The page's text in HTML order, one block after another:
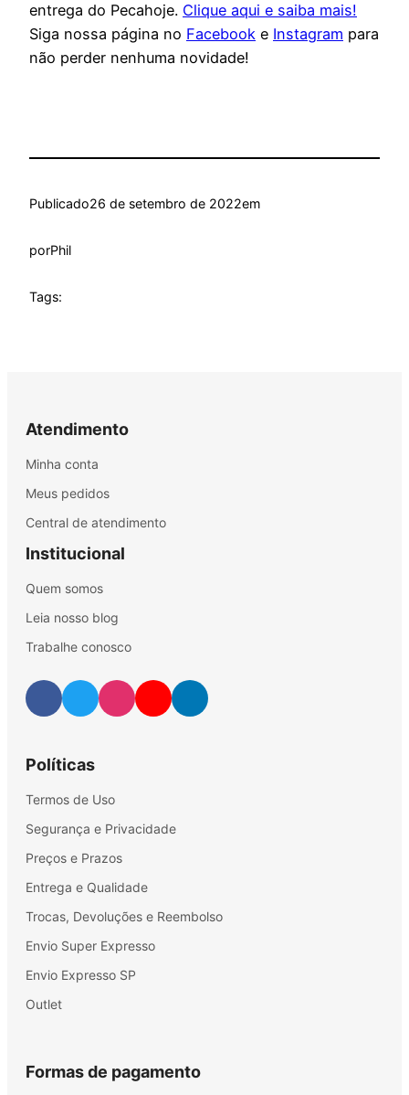
entrega do Pecahoje. Clique aqui e saiba mais!
Siga nossa página no Facebook e Instagram para
não perder nenhuma novidade!
Publicado26 de setembro de 2022em
porPhil
Tags:
Atendimento
Minha conta
Meus pedidos
Central de atendimento
Institucional
Quem somos
Leia nosso blog
Trabalhe conosco
Políticas
Termos de Uso
Segurança e Privacidade
Preços e Prazos
Entrega e Qualidade
Trocas, Devoluções e Reembolso
Envio Super Expresso
Envio Expresso SP
Outlet
Formas de pagamento